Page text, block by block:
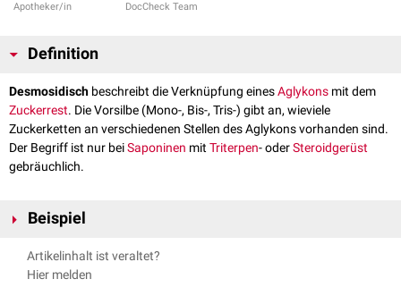
Apotheker/in DocCheck Team
Definition
Desmosidisch beschreibt die Verknüpfung einesAglykons mit dem
Zuckerrest. Die Vorsilbe (Mono-, Bis-, Tris-) gibt an, wieviele
Zuckerketten an verschiedenen Stellen des Aglykons vorhanden sind.
Der Begriff ist nur beiSaponinen mitTriterpen- oderSteroidgerüst
gebräuchlich.
Beispiel
(Inhaltsstoff von Efeu) ist ein bisdesmosidisches Saponin aus
dem Aglykon Hederagenin und zwei angehängten Zuckerresten.
Artikelinhalt ist veraltet?
Hier melden